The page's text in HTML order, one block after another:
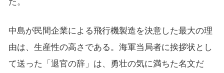
中島が民間企業による飛行機製造を決意した最大の理
由は、生産性の高さである。海軍当局者に挨拶状とし
て送った「退官の辞」は、勇壮の気に満ちた名文だ